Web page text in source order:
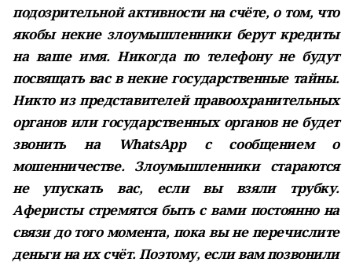
подозрительной активности на счёте, о том, что
якобы некие злоумышленники берут кредиты
на ваше имя. Никогда по телефону не будут
посвящать вас в некие государственные тайны.
Никто из представителей правоохранительных
органов или государственных органов не будет
звонить на WhatsApp с сообщением о
мошенничестве. Злоумышленники стараются
не упускать вас, если вы взяли трубку.
Аферисты стремятся быть с вами постоянно на
связи до того момента, пока вы не перечислите
деньги на их счёт. Поэтому, если вам позвонили